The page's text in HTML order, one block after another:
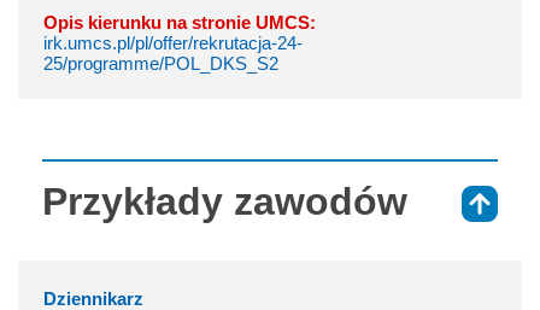
Opis kierunku na stronie UMCS:
irk.umcs.pl/pl/offer/rekrutacja-24-
25/programme/POL_DKS_S2
Przykłady zawodów
Dziennikarz